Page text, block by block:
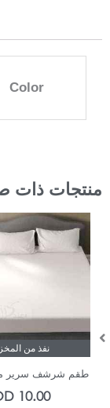
Color
منتجات ذات
نفذ من
طقم شرشف سرير
10.00